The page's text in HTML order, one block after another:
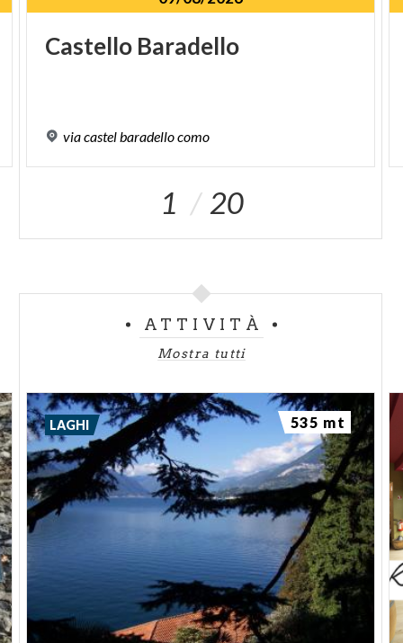
Castello Baradello
viacastel baradellocomo
1 20
ATTIVITÀ
Mostra tutti
LAGHI 535 mt